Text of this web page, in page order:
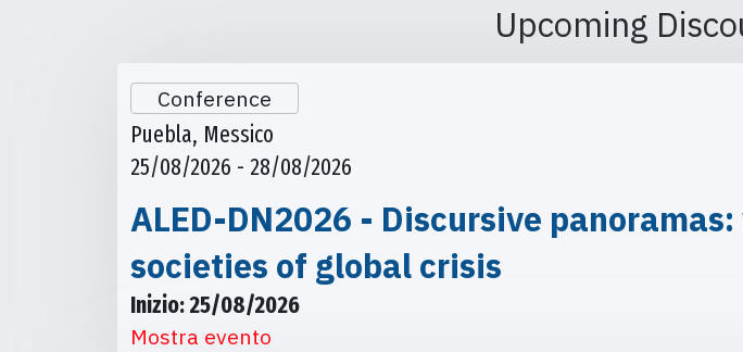
Upcoming
Conference
Puebla, Messico
25/08/2026 - 28/08/2026
ALED-DN2026 - Discursive
societies of global crisis
Inizio: 25/08/2026
Mostra evento